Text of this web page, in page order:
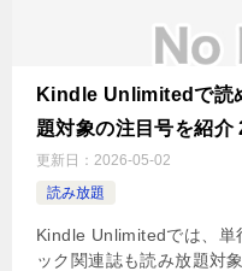
Kindle Unlimitedで読
題対象の注目号を紹介
更新日： 2026-05-02
読み放題
Kindle Unlimitedでは、単
ック関連誌も読み放題対